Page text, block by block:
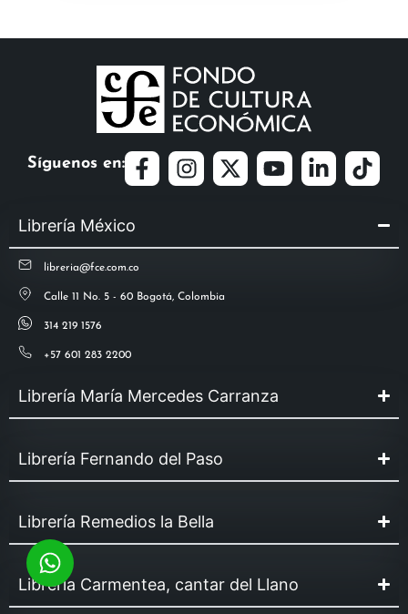
Síguenos en:
Librería México
libreria@fce.com.co
Calle 11 No. 5 - 60 Bogotá, Colombia
314 219 1576
+57 601 283 2200
Librería María Mercedes Carranza
Librería Fernando del Paso
Librería Remedios la Bella
Librería Carmentea, cantar del Llano